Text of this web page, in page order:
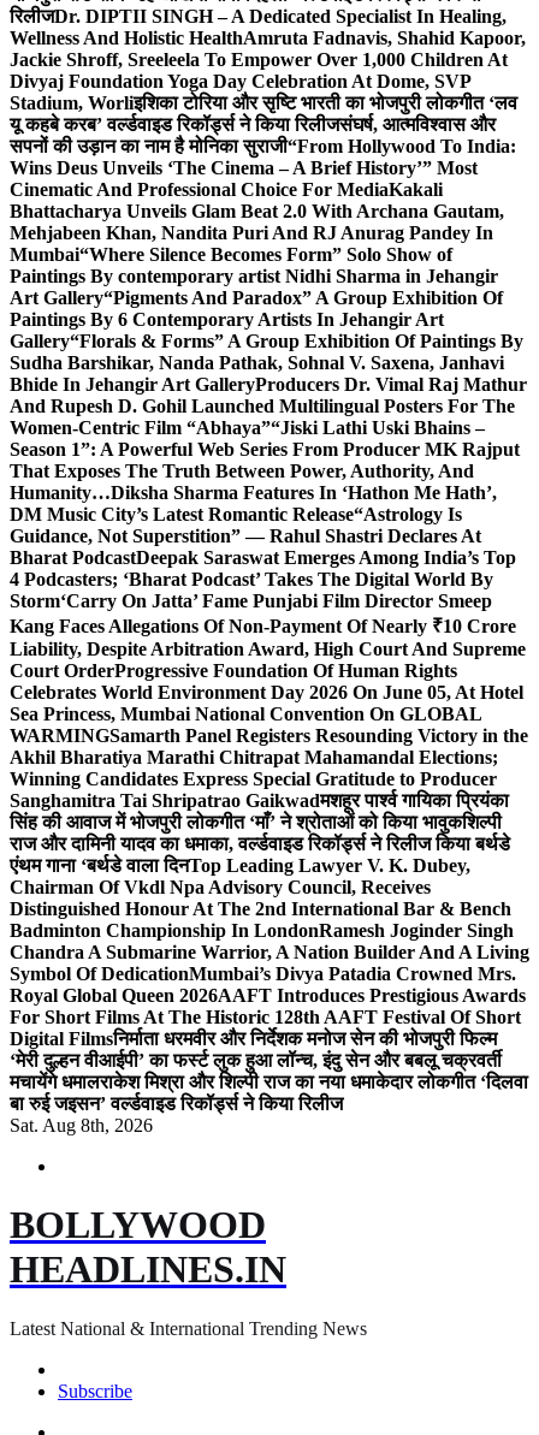
रिलीजDr. DIPTII SINGH – A Dedicated Specialist In Healing,
Wellness And Holistic HealthAmruta Fadnavis, Shahid Kapoor,
Jackie Shroff, Sreeleela To Empower Over 1,000 Children At
Divyaj Foundation Yoga Day Celebration At Dome, SVP
Stadium, Worliइशिका टोरिया और सृष्टि भारती का भोजपुरी लोकगीत ‘लव
यू कहबे करब’ वर्ल्डवाइड रिकॉर्ड्स ने किया रिलीजसंघर्ष, आत्मविश्वास और
सपनों की उड़ान का नाम है मोनिका सुराजी“From Hollywood To India:
Wins Deus Unveils ‘The Cinema – A Brief History’” Most
Cinematic And Professional Choice For MediaKakali
Bhattacharya Unveils Glam Beat 2.0 With Archana Gautam,
Mehjabeen Khan, Nandita Puri And RJ Anurag Pandey In
Mumbai“Where Silence Becomes Form” Solo Show of
Paintings By contemporary artist Nidhi Sharma in Jehangir
Art Gallery“Pigments And Paradox” A Group Exhibition Of
Paintings By 6 Contemporary Artists In Jehangir Art
Gallery“Florals & Forms” A Group Exhibition Of Paintings By
Sudha Barshikar, Nanda Pathak, Sohnal V. Saxena, Janhavi
Bhide In Jehangir Art GalleryProducers Dr. Vimal Raj Mathur
And Rupesh D. Gohil Launched Multilingual Posters For The
Women-Centric Film “Abhaya”“Jiski Lathi Uski Bhains –
Season 1”: A Powerful Web Series From Producer MK Rajput
That Exposes The Truth Between Power, Authority, And
Humanity…Diksha Sharma Features In ‘Hathon Me Hath’,
DM Music City’s Latest Romantic Release“Astrology Is
Guidance, Not Superstition” — Rahul Shastri Declares At
Bharat PodcastDeepak Saraswat Emerges Among India’s Top
4 Podcasters; ‘Bharat Podcast’ Takes The Digital World By
Storm‘Carry On Jatta’ Fame Punjabi Film Director Smeep
Kang Faces Allegations Of Non-Payment Of Nearly ₹10 Crore
Liability, Despite Arbitration Award, High Court And Supreme
Court OrderProgressive Foundation Of Human Rights
Celebrates World Environment Day 2026 On June 05, At Hotel
Sea Princess, Mumbai National Convention On GLOBAL
WARMINGSamarth Panel Registers Resounding Victory in the
Akhil Bharatiya Marathi Chitrapat Mahamandal Elections;
Winning Candidates Express Special Gratitude to Producer
Sanghamitra Tai Shripatrao Gaikwadमशहूर पार्श्व गायिका प्रियंका
सिंह की आवाज में भोजपुरी लोकगीत ‘माँ’ ने श्रोताओं को किया भावुकशिल्पी
राज और दामिनी यादव का धमाका, वर्ल्डवाइड रिकॉर्ड्स ने रिलीज किया बर्थडे
एंथम गाना ‘बर्थडे वाला दिनTop Leading Lawyer V. K. Dubey,
Chairman Of Vkdl Npa Advisory Council, Receives
Distinguished Honour At The 2nd International Bar & Bench
Badminton Championship In LondonRamesh Joginder Singh
Chandra A Submarine Warrior, A Nation Builder And A Living
Symbol Of DedicationMumbai’s Divya Patadia Crowned Mrs.
Royal Global Queen 2026AAFT Introduces Prestigious Awards
For Short Films At The Historic 128th AAFT Festival Of Short
Digital Filmsनिर्माता धरमवीर और निर्देशक मनोज सेन की भोजपुरी फिल्म
‘मेरी दुल्हन वीआईपी’ का फर्स्ट लुक हुआ लॉन्च, इंदु सेन और बबलू चक्रवर्ती
मचायेंगे धमालराकेश मिश्रा और शिल्पी राज का नया धमाकेदार लोकगीत ‘दिलवा
बा रुई जइसन’ वर्ल्डवाइड रिकॉर्ड्स ने किया रिलीज
Sat. Aug 8th, 2026
BOLLYWOOD
HEADLINES.IN
Latest National & International Trending News
Subscribe